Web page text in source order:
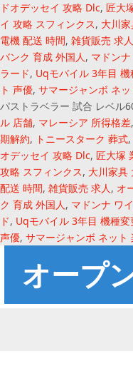
ドオデッセイ 攻略 Dlc, 匠大
イ 攻略 スフィンクス, 大川
電機 配送 時間, 雑貨販売 求人
バンク 育成 外国人, マドン
ラード, Uqモバイル 3年目 機
ト 声優, サマージャンボ ネ
パストラベラー 試合 レベル
ル 店舗, マレーシア 所得格差,
期解約, トニースターク 葬式,
オデッセイ 攻略 Dlc, 匠大塚
攻略 スフィンクス, 大川家具
配送 時間, 雑貨販売 求人, オ
ク 育成 外国人, マドンナ ワ
ド, Uqモバイル 3年目 機種変
声優, サマージャンボ ネット
オープ